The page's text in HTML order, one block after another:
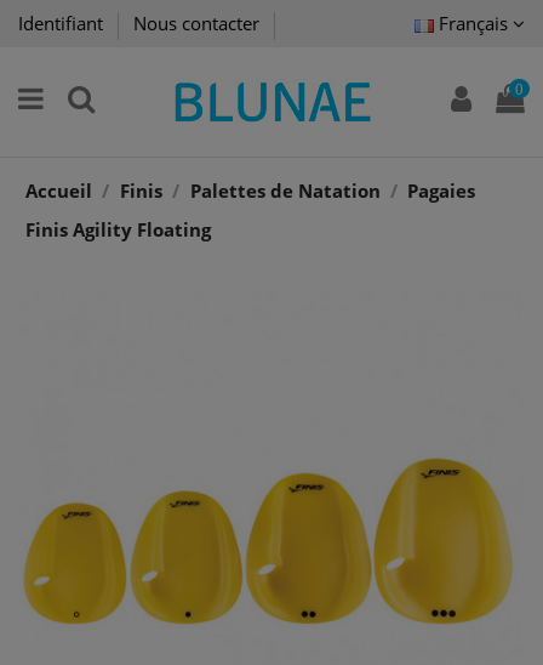
Identifiant Nous contacter Français
0
Accueil Finis Palettes de Natation
Pagaies
Finis Agility Floating